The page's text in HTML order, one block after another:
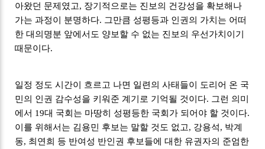
아왔던 문제였고, 장기적으로는 진보의 건강성을 확보해나
가는 과정이 분명하다. 그만큼 성평등과 인권의 가치는 어떠
한 대의명분 앞에서도 양보할 수 없는 진보의 우선가치이기
때문이다.
일정 정도 시간이 흐르고 나면 일련의 사태들이 도리어 온 국
민의 인권 감수성을 키워준 계기로 기억될 것이다. 그런 의미
에서 19대 국회는 마땅히 성평등한 국회가 되어야 할 것이다.
이를 위해서는 김용민 후보는 말할 것도 없고, 강용석, 박계
동, 최연희 등 반여성 반인권 후보들에 대한 유권자의 준엄한